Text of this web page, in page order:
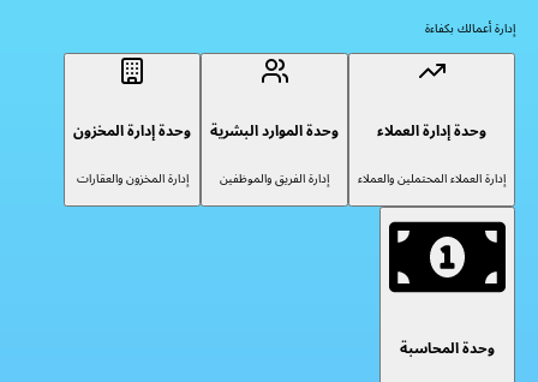
إدارة أعمالك بكفاءة
وحدة إدارة العملاء
إدارة العملاء المحتملين والعملاء
وحدة الموارد البشرية
إدارة الفريق والموظفين
وحدة إدارة المخزون
إدارة المخزون والعقارات
وحدة المحاسبة